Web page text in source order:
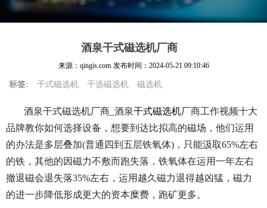
酒泉干式磁选机厂商
来源：qingis.com 发布时间： 2024-05-21 09:10:46
标签: 干式磁选机 干选磁选机 磁选机
酒泉干式磁选机厂商_酒泉干式磁选机厂商工作视频十大
品牌教你如何选择设备，想要到达比拟高的磁场，他们运用
的办法是多层叠加(普通四到五层铁氧体)，只能汲取65%左右
的铁，其他的因磁力不敷而跑失落，铁氧体在运用一年左右
撤退磁会退失落35%左右，运用越久磁力退得越凶猛，磁力
的进一步降低形成更大的资本糜费，跑矿更多。